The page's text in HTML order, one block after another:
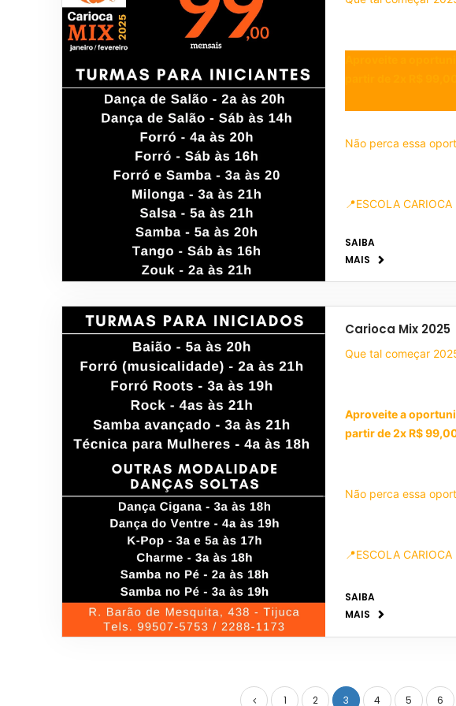
Não perca essa
📍ESCOLA
Rua Barão de
❗️ TURMAS NOVAS
Dança de Salão - 2a
Forró e Samba - 3a
Samba - 5a às 20h
Tango - Sáb às 16h
SAIBA
MAIS
Carioca Mix 2025
Que tal começar
Aproveite a
partir de 2x R$
Não perca essa
📍ESCOLA
Rua Barão de
Whatsapp: (21)
❗️TURMA PARA QUEM
SAIBA
MAIS
1 2 3 4 5 6